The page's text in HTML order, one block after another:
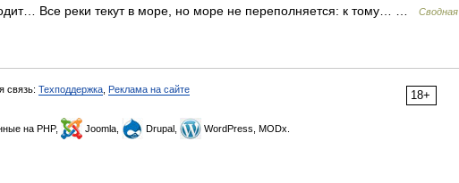
Все реки текут в море, но море не переполняется: к тому… …
Сводная
18+
связь: Техподдержка Реклама на сайте
на PHP, Joomla, Drupal, WordPress, MODx.